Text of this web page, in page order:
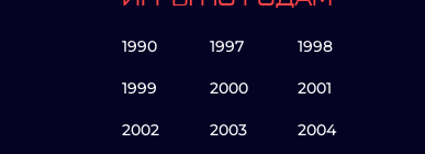
1990 1997 1998
1999 2000 2001
2002 2003 2004